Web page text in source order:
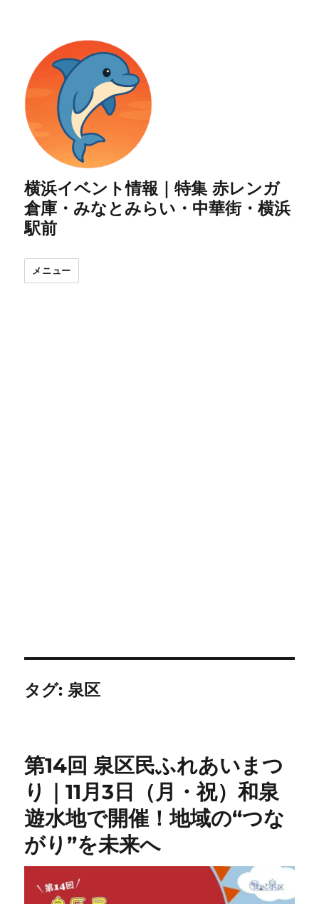
横浜イベント情報｜特集 赤レンガ
倉庫・みなとみらい・中華街・横浜
駅前
メニュー
タグ:泉区
第14回 泉区民ふれあいまつ
り｜11月3日（月・祝）和泉
遊水地で開催！地域の“つな
がり”を未来へ